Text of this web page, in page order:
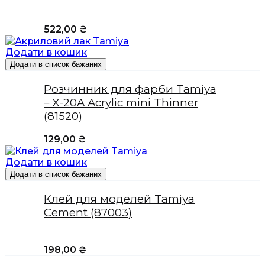
522,00 ₴
Додати в кошик
Додати в список бажаних
Розчинник для фарби Tamiya
– X-20A Acrylic mini Thinner
(81520)
129,00 ₴
Додати в кошик
Додати в список бажаних
Клей для моделей Tamiya
Cement (87003)
198,00 ₴